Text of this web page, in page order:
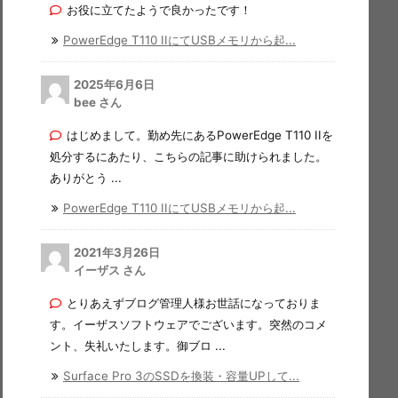
お役に立てたようで良かったです！
PowerEdge T110 IIにてUSBメモリから起...
2025年6月6日
bee さん
はじめまして。勤め先にあるPowerEdge T110 IIを
処分するにあたり、こちらの記事に助けられました。
ありがとう ...
PowerEdge T110 IIにてUSBメモリから起...
2021年3月26日
イーザス さん
とりあえずブログ管理人様お世話になっておりま
す。イーザスソフトウェアでございます。突然のコメ
ント、失礼いたします。御ブロ ...
Surface Pro 3のSSDを換装・容量UPして...